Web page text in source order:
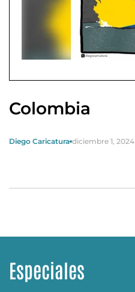
Colombia
Diego Caricatura diciembre 1, 2024
Especiales